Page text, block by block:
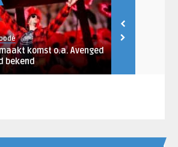
komst o.a. Avenged
bekend